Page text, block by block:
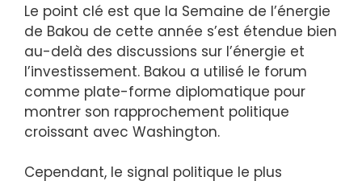
Le point clé est que la Semaine de l’énergie
de Bakou de cette année s’est étendue bien
au-delà des discussions sur l’énergie et
l’investissement. Bakou a utilisé le forum
comme plate-forme diplomatique pour
montrer son rapprochement politique
croissant avec Washington.
Cependant, le signal politique le plus